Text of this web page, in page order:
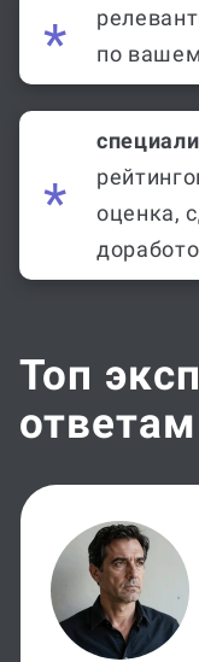
по
оценка,
Топ